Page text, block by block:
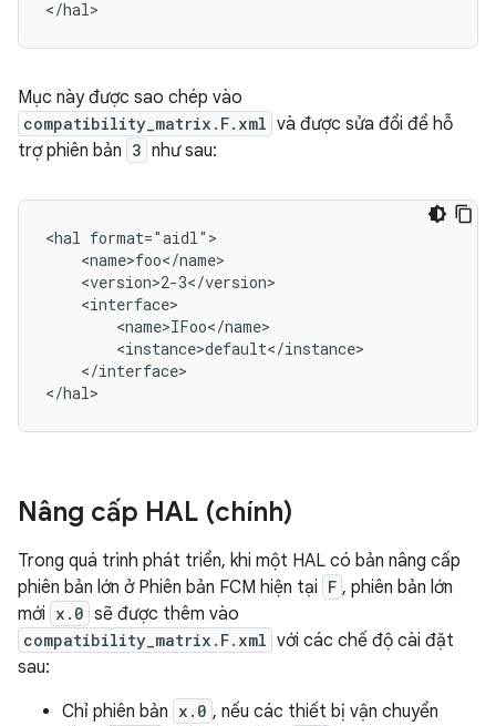
Mục này được sao chép vào
compatibility_matrix.F.xml và được sửa đổi để hỗ
trợ phiên bản 3 như sau:
<hal format="aidl">
    <name>foo</name>
    <version>2-3</version>
    <interface>
        <name>IFoo</name>
        <instance>default</instance>
    </interface>
Nâng cấp HAL (chính)
Trong quá trình phát triển, khi một HAL có bản nâng cấp
phiên bản lớn ở Phiên bản FCM hiện tại F , phiên bản lớn
mới x.0 sẽ được thêm vào
compatibility_matrix.F.xml với các chế độ cài đặt
sau:
Chỉ phiên bản x.0 , nếu các thiết bị vận chuyển